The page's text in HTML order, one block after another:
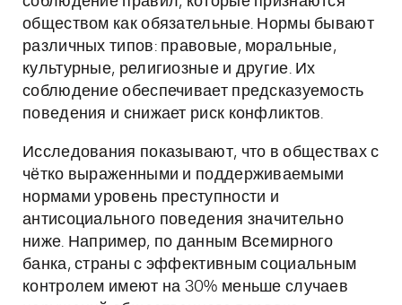
обществом как обязательные. Нормы бывают
различных типов: правовые, моральные,
культурные, религиозные и другие. Их
соблюдение обеспечивает предсказуемость
поведения и снижает риск конфликтов.
Исследования показывают, что в обществах с
чётко выраженными и поддерживаемыми
нормами уровень преступности и
антисоциального поведения значительно
ниже. Например, по данным Всемирного
банка, страны с эффективным социальным
контролем имеют на 30% меньше случаев